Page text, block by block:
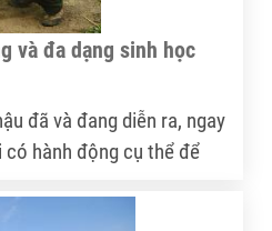
và đa dạng sinh học
đã và đang diễn ra, ngay
hành động cụ thể để